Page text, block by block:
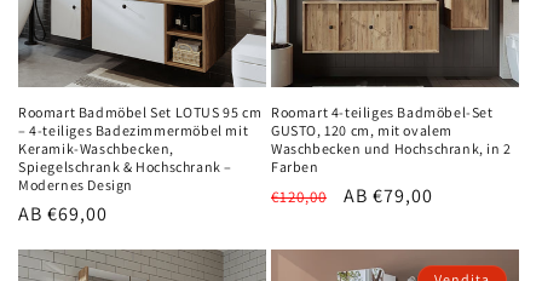
Roomart Badmöbel Set LOTUS 95 cm
– 4-teiliges Badezimmermöbel mit
Keramik-Waschbecken,
Spiegelschrank & Hochschrank –
Modernes Design
Normaler
AB €69,00
Roomart 4-teiliges Badmöbel-Set
GUSTO, 120 cm, mit ovalem
Waschbecken und Hochschrank, in 2
Farben
Normaler
€120,00 Verkaufspreis
AB €79,00